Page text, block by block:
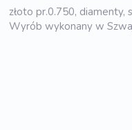
złoto pr.0.750, diamenty,
Wyrób wykonany w